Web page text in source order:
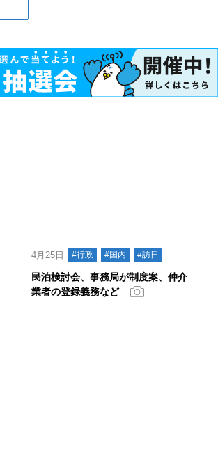
4月25日 #行政 #国内 #訪日
民泊検討会、事務局が制度案、仲介
業者の登録義務など